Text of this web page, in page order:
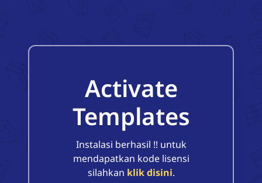
Activate
Templates
Instalasi berhasil !! untuk
mendapatkan kode lisensi
silahkan klik disini.